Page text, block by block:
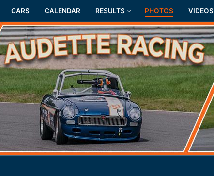
CARS CALENDAR RESULTS PHOTOS VIDEOS